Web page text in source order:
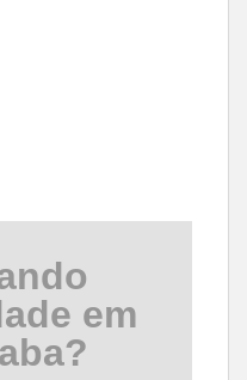
em